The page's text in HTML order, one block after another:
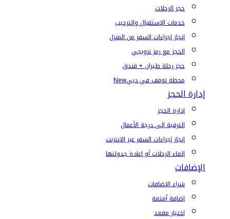
حجز الرحلات
خدمات الإستقبال والترحيب
إنجاز إجراءات السفر من المنزل
الحجز مع رمز ترويجي
حجز رحلة طيران + فندق
محطة توقف في دبيNew
إدارة الحجز
إدارة الحجز
الترقية إلى درجة الأعمال
إنجاز إجراءات السفر عبر الإنترنت
إلغاء الرحلات أو إعادة جدولتها
الإضافات
شراء الإضافات
إضافة أمتعة
اختيار مقعد